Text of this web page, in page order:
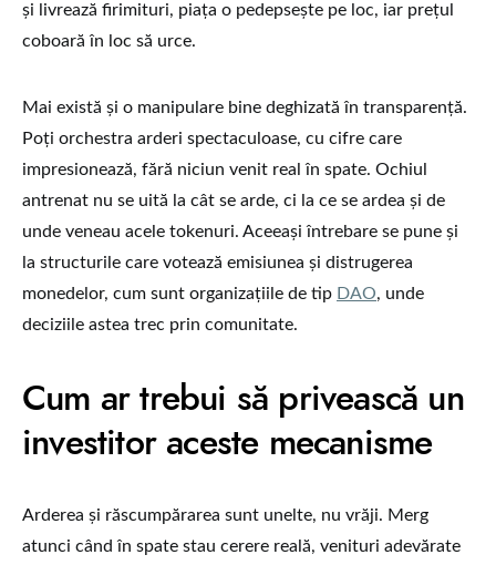
și livrează firimituri, piața o pedepsește pe loc, iar prețul
coboară în loc să urce.
Mai există și o manipulare bine deghizată în transparență.
Poți orchestra arderi spectaculoase, cu cifre care
impresionează, fără niciun venit real în spate. Ochiul
antrenat nu se uită la cât se arde, ci la ce se ardea și de
unde veneau acele tokenuri. Aceeași întrebare se pune și
la structurile care votează emisiunea și distrugerea
monedelor, cum sunt organizațiile de tip DAO, unde
deciziile astea trec prin comunitate.
Cum ar trebui să privească un
investitor aceste mecanisme
Arderea și răscumpărarea sunt unelte, nu vrăji. Merg
atunci când în spate stau cerere reală, venituri adevărate